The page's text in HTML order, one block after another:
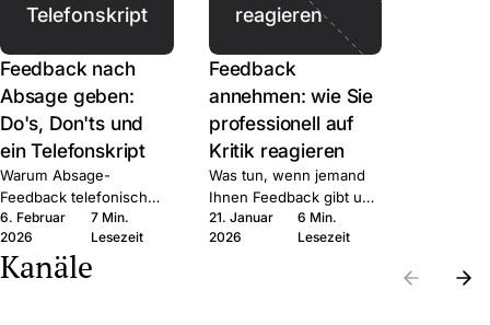
Telefonskript
Feedback nach
Absage geben:
Do's, Don'ts und
ein Telefonskript
Warum Absage-
Feedback telefonisch
besser ist als schriftlich,
was Sie sagen können,
und welche Fehler nach
6. Februar
2026
7 Min.
Lesezeit
reagieren
Feedback
annehmen: wie Sie
professionell auf
Kritik reagieren
Was tun, wenn jemand
Ihnen Feedback gibt und
Sie innerlich auf Abwehr
schalten? Sechs
21. Januar
2026
6 Min.
Lesezeit
Kanäle